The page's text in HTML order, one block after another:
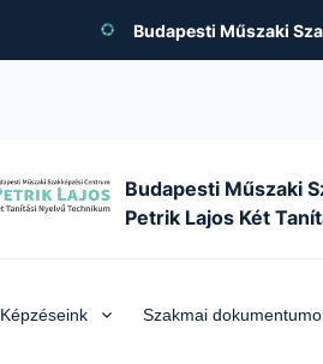
Budapesti Műszaki
Budapesti Műszaki
Petrik Lajos Két
Képzéseink Szakmai